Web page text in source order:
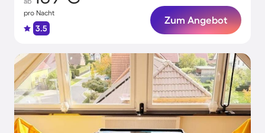
pro Nacht
3.5
Zum Angebot